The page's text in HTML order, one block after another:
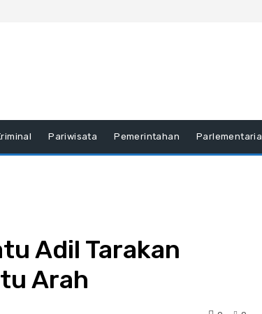
Pariwisata Pemerintahan Parlementaria
Adil Tarakan
Arah